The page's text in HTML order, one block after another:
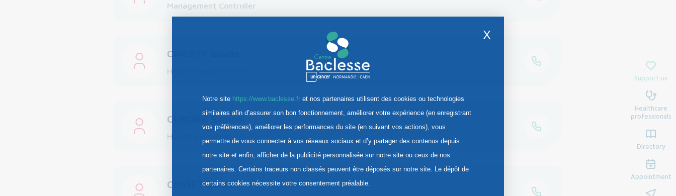
Support us
Healthcare
professionals
Directory
Appointment
Management Controller
CHRISTY Elodie
Health executive (FF)
CORDIER Samuel
Health executive
COSSET Elodie
X
Notre site https://www.baclesse.fr et nos partenaires utilisent des cookies ou technologies
similaires afin d’assurer son bon fonctionnement, améliorer votre expérience (en enregistrant
vos préférences), améliorer les performances du site (en suivant vos actions), vous
permettre de vous connecter à vos réseaux sociaux et d’y partager des contenus depuis
notre site et enfin, afficher de la publicité personnalisée sur notre site ou ceux de nos
partenaires. Certains traceurs non classés peuvent être déposés sur notre site. Le dépôt de
certains cookies nécessite votre consentement préalable.